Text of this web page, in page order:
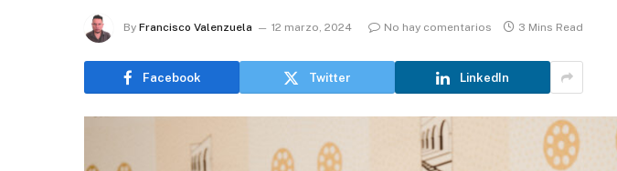
By Francisco Valenzuela 12 marzo, 2024 No hay comentarios 3 Mins Read
Facebook Twitter LinkedIn